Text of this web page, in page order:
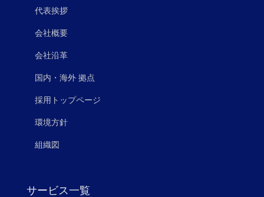
代表挨拶
会社概要
会社沿革
国内・海外 拠点
採用トップページ
環境方針
組織図
サービス一覧